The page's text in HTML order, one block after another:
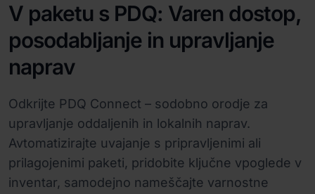
V paketu s PDQ: Varen dostop,
posodabljanje in upravljanje
naprav
Odkrijte PDQ Connect – sodobno orodje za
upravljanje oddaljenih in lokalnih naprav.
Avtomatizirajte uvajanje s pripravljenimi ali
prilagojenimi paketi, pridobite ključne vpoglede v
inventar, samodejno nameščajte varnostne